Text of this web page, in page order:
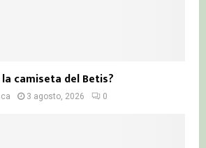
camiseta del Betis?
3 agosto, 2026 0